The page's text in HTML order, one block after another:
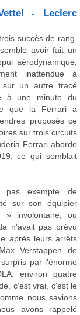
- Leclerc
succès de rang,
avoir fait un
aérodynamique,
inattendue à
sur un autre tracé
à une minute du
que la Ferrari a
proposés ce
sur trois circuits
Ferrari aborde
ce qui semblait
pas exempte de
sur son équipier
» involontaire, ou
n'avait pas prévu
après leurs arrêts
Verstappen de
par l'énorme
environ quatre
c'est vrai, c'est le
nous savions
avons rappelé